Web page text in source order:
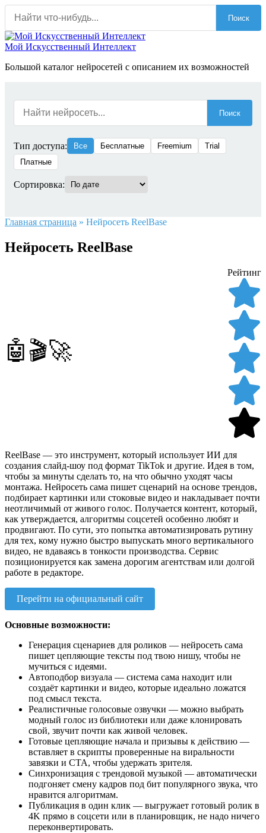
Перейти
содержанию
Поиск
Мой Искусственный Интеллект
Большой каталог нейросетей с описанием их возможностей
Поиск
Тип доступа: Все Бесплатные Freemium
Trial
Платные
Сортировка:
Главная страница » Нейросеть ReelBase
Нейросеть ReelBase
🤖🎬🚀
Рейтинг
ReelBase — это инструмент, который использует ИИ для
создания слайд-шоу под формат TikTok и другие. Идея в том,
чтобы за минуты сделать то, на что обычно уходят часы
монтажа. Нейросеть сама пишет сценарий на основе трендов,
подбирает картинки или стоковые видео и накладывает почти
неотличимый от живого голос. Получается контент, который,
как утверждается, алгоритмы соцсетей особенно любят и
продвигают. По сути, это попытка автоматизировать рутину
для тех, кому нужно быстро выпускать много вертикального
видео, не вдаваясь в тонкости производства. Сервис
позиционируется как замена дорогим агентствам или долгой
работе в редакторе.
Перейти на официальный сайт
Основные возможности:
Генерация сценариев для роликов — нейросеть сама
пишет цепляющие тексты под твою нишу, чтобы не
мучиться с идеями.
Автоподбор визуала — система сама находит или
создаёт картинки и видео, которые идеально ложатся
под смысл текста.
Реалистичные голосовые озвучки — можно выбрать
модный голос из библиотеки или даже клонировать
свой, звучит почти как живой человек.
Готовые цепляющие начала и призывы к действию —
вставляет в скрипты проверенные на виральности
завязки и CTA, чтобы удержать зрителя.
Синхронизация с трендовой музыкой — автоматически
подгоняет смену кадров под бит популярного звука, что
нравится алгоритмам.
Публикация в один клик — выгружает готовый ролик в
4K прямо в соцсети или в планировщик, не надо ничего
переконвертировать.